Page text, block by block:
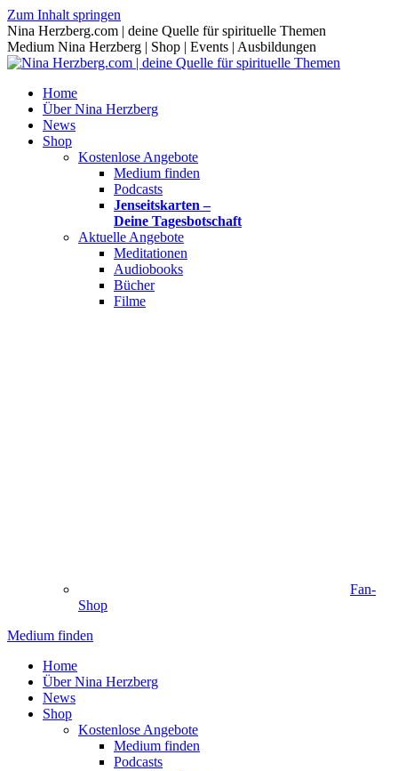
Zum Inhalt springen
Nina Herzberg.com | deine Quelle für spirituelle Themen
Medium Nina Herzberg | Shop | Events | Ausbildungen
Home
Über Nina Herzberg
News
Shop
Kostenlose Angebote
Medium finden
Podcasts
Jenseitskarten –
Deine Tagesbotschaft
Aktuelle Angebote
Meditationen
Audiobooks
Bücher
Filme
Fan-
Shop
Medium finden
Home
Über Nina Herzberg
News
Shop
Kostenlose Angebote
Medium finden
Podcasts